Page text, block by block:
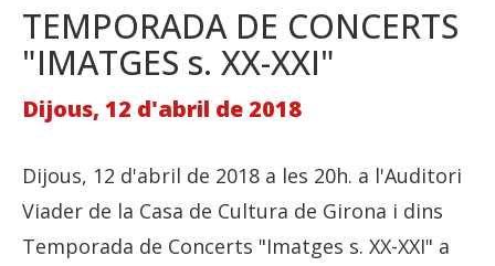
TEMPORADA DE CONCERTS
"IMATGES s. XX-XXI"
Dijous, 12 d'abril de 2018
Dijous, 12 d'abril de 2018 a les 20h. a l'Auditori
Viader de la Casa de Cultura de Girona i dins
Temporada de Concerts "Imatges s. XX-XXI" a